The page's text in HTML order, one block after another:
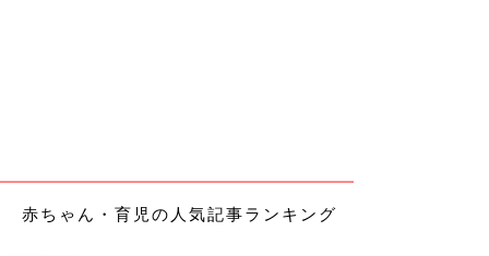
（あず）
◾️マグネットまな板置き
赤ちゃん・育児の人気記事ランキング